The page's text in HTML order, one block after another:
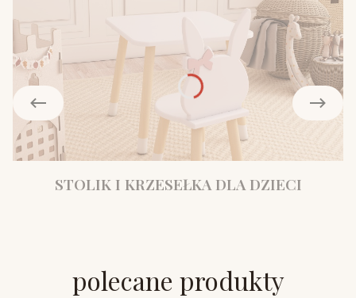
STOLIK I KRZESEŁKA DLA DZIECI
polecane produkty